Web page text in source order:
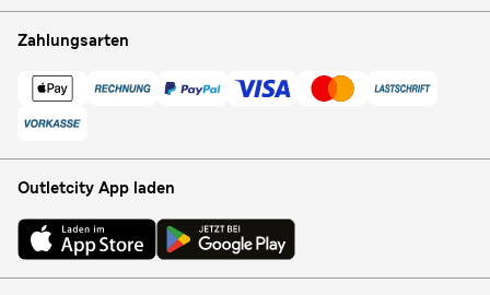
Zahlungsarten
Outletcity App laden